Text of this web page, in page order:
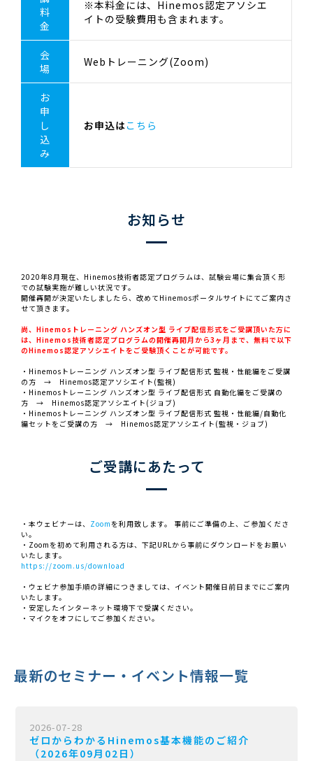
料
金
※本料金には、Hinemos認定アソシエ
イトの受験費用も含まれます。
会
場
Webトレーニング(Zoom)
お
申
し
込
み
お申込はこちら
お知らせ
2020年8月現在、Hinemos技術者認定プログラムは、試験会場に集合頂く形
での試験実施が難しい状況です。
開催再開が決定いたしましたら、改めてHinemosポータルサイトにてご案内さ
せて頂きます。
尚、Hinemosトレーニング ハンズオン型 ライブ配信形式をご受講頂いた方に
は、Hinemos技術者認定プログラムの開催再開月から3ヶ月まで、無料で以下
のHinemos認定アソシエイトをご受験頂くことが可能です。
・Hinemosトレーニング ハンズオン型 ライブ配信形式 監視・性能編をご受講
の方 → Hinemos認定アソシエイト(監視)
・Hinemosトレーニング ハンズオン型 ライブ配信形式 自動化編をご受講の
方 → Hinemos認定アソシエイト(ジョブ)
・Hinemosトレーニング ハンズオン型 ライブ配信形式 監視・性能編/自動化
編セットをご受講の方 → Hinemos認定アソシエイト(監視・ジョブ)
ご受講にあたって
・本ウェビナーは、 Zoom を利用致します。 事前にご準備の上、ご参加くださ
い。
・Zoomを初めて利用される方は、下記URLから事前にダウンロードをお願い
いたします。
https://zoom.us/download
・ウェビナ参加手順の詳細につきましては、イベント開催日前日までにご案内
いたします。
・安定したインターネット環境下で受講ください。
・マイクをオフにしてご参加ください。
最新のセミナー・イベント情報一覧
2026-07-28
ゼロからわかるHinemos基本機能のご紹介
（2026年09月02日）